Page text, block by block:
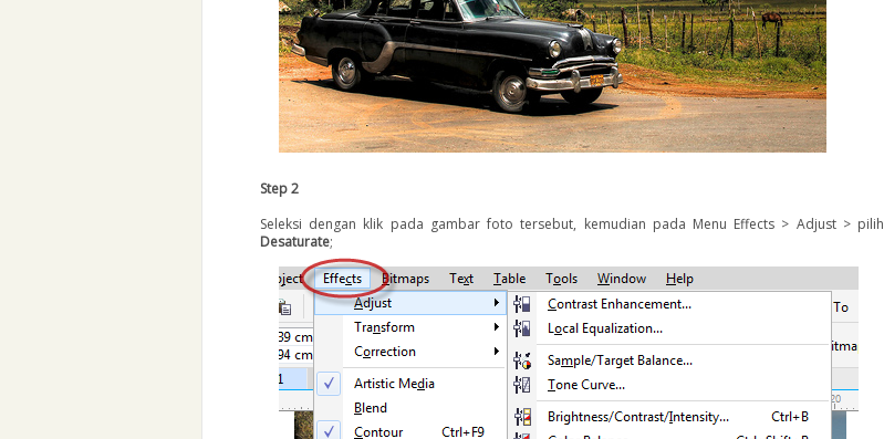
Step 2
Seleksi dengan klik pada gambar foto tersebut, kemudian pada Menu Effects > Adjust > pilih
Desaturate;